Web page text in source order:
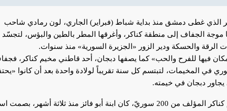
عن الأحمر الذي غطى دمشق منذ بداية شباط (فبراير) الجاري، لون رمادي شاحب
الجفاف إلى منطقة كناكر، وأغرقها المطر بالطين والبؤس، لتجسّد
الرقة والحسكة ودير الزور «الجزيرة السورية» منذ سنوات.
فيها للفرح والحب» كما يصفها دبجان، أحد قاطني مخيم كناكر،
في المخيمات، لتبتسم كل سنة تقريباً لولادة واحدة بعد أن كانوا
يجاور دبجان في خيمته.
آخر مولود استضافه مخيم كناكر المؤلف من 200 سوريّ، كان ابنة أبو